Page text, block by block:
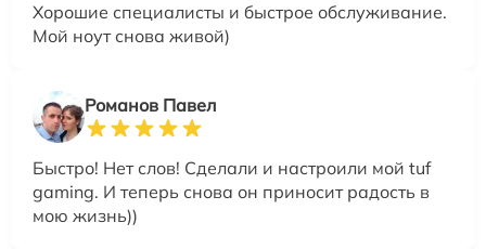
Хорошие специалисты и быстрое обслуживание.
Мой ноут снова живой)
Романов Павел
Быстро! Нет слов! Сделали и настроили мой tuf
gaming. И теперь снова он приносит радость в
мою жизнь))